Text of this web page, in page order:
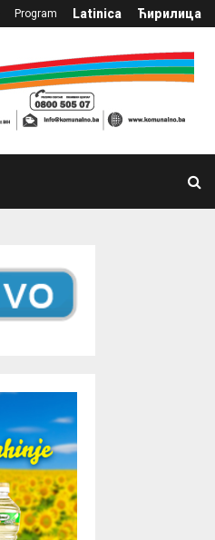
Program Latinica Ћирилица